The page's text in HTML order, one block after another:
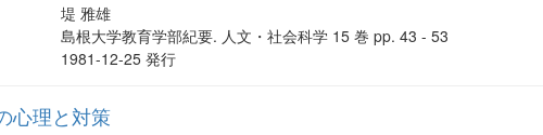
堤 雅雄
島根大学教育学部紀要. 人文・社会科学 15 巻 pp. 43 - 53
1981-12-25 発行
心理と対策